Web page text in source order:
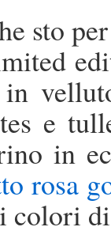
sto
in
e
in
rosa
colori